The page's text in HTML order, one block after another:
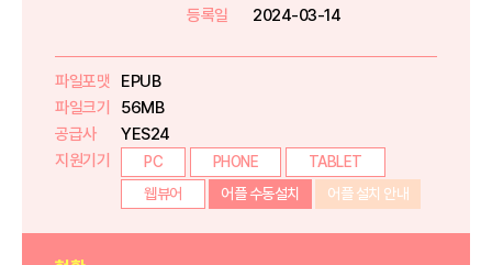
등록일
2024-03-14
파일포맷
EPUB
파일크기
56MB
공급사
YES24
지원기기
PC PHONE
TABLET
웹뷰어
어플 수동설치 어플 설치 안내